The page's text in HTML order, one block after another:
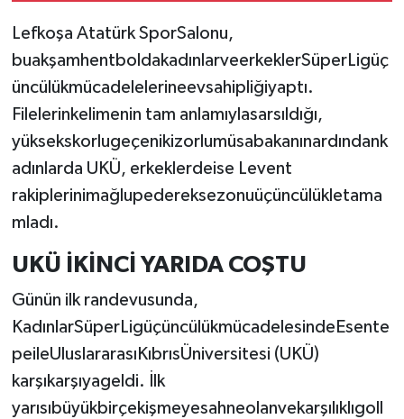
Lefkoşa Atatürk SporSalonu,
buakşamhentboldakadınlarveerkeklerSüperLigüç
üncülükmücadelelerineevsahipliğiyaptı.
Filelerinkelimenin tam anlamıylasarsıldığı,
yüksekskorlugeçenikizorlumüsabakanınardındank
adınlarda UKÜ, erkeklerdeise Levent
rakiplerinimağlupedereksezonuüçüncülükletama
mladı.
UKÜ İKİNCİ YARIDA COŞTU
Günün ilk randevusunda,
KadınlarSüperLigüçüncülükmücadelesindeEsente
peileUluslararasıKıbrısÜniversitesi (UKÜ)
karşıkarşıyageldi. İlk
yarısıbüyükbirçekişmeyesahneolanvekarşılıklıgoll
Nöbetçi Eczaneler
ÖZEL HABER
SİYASET
SPOR
TATLISU
TİCARET
YAŞAM